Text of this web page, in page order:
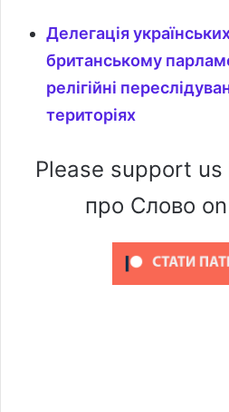
Делегація
британському
релігійні
територіях
Please support us
про Слово